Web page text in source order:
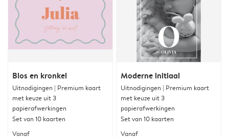
Blos en kronkel
Uitnodigingen | Premium kaart
met keuze uit 3
papierafwerkingen
Set van 10 kaarten
Vanaf
Moderne initiaal
Uitnodigingen | Premium kaart
met keuze uit 3
papierafwerkingen
Set van 10 kaarten
Vanaf